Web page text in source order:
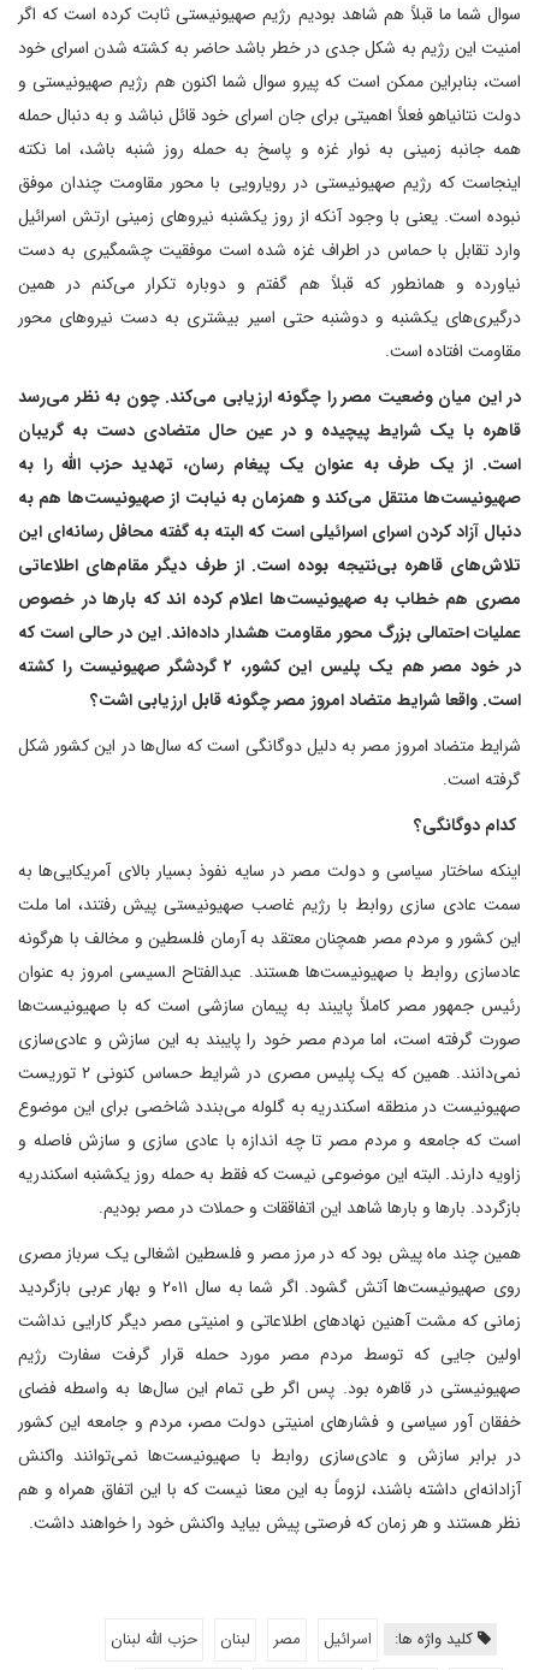
سوال شما ما قبلاً هم شاهد بودیم رژیم صهیونیستی ثابت کرده است که اگر
امنیت این رژیم به شکل جدی در خطر باشد حاضر به کشته شدن اسرای خود
است، بنابراین ممکن است که پیرو سوال شما اکنون هم رژیم صهیونیستی و
دولت نتانیاهو فعلاً اهمیتی برای جان اسرای خود قائل نباشد و به دنبال حمله
همه جانبه زمینی به نوار غزه و پاسخ به حمله روز شنبه باشد، اما نکته
اینجاست که رژیم صهیونیستی در رویارویی با محور مقاومت چندان موفق
نبوده است. یعنی با وجود آنکه از روز یکشنبه نیروهای زمینی ارتش اسرائیل
وارد تقابل با حماس در اطراف غزه شده است موفقیت چشمگیری به دست
نیاورده و همانطور که قبلاً هم گفتم و دوباره تکرار می‌کنم در همین
درگیری‌های یکشنبه و دوشنبه حتی اسیر بیشتری به دست نیروهای محور
مقاومت افتاده است.
در این میان وضعیت مصر را چگونه ارزیابی می‌کند. چون به نظر می‌رسد
قاهره با یک شرایط پیچیده و در عین حال متضادی دست به گریبان
است. از یک طرف به عنوان یک پیغام رسان، تهدید حزب الله را به
صهیونیست‌ها منتقل می‌کند و همزمان به نیابت از صهیونیست‌ها هم به
دنبال آزاد کردن اسرای اسرائیلی است که البته به گفته محافل رسانه‌ای این
تلاش‌های قاهره بی‌نتیجه بوده است. از طرف دیگر مقام‌های اطلاعاتی
مصری هم خطاب به صهیونیست‌ها اعلام کرده اند که بارها در خصوص
عملیات احتمالی بزرگ محور مقاومت هشدار داده‌اند. این در حالی است که
در خود مصر هم یک پلیس این کشور، ۲ گردشگر صهیونیست را کشته
است. واقعا شرایط متضاد امروز مصر چگونه قابل ارزیابی اشت؟
شرایط متضاد امروز مصر به دلیل دوگانگی است که سال‌ها در این کشور شکل
گرفته است.
کدام دوگانگی؟
اینکه ساختار سیاسی و دولت مصر در سایه نفوذ بسیار بالای آمریکایی‌ها به
سمت عادی سازی روابط با رژیم غاصب صهیونیستی پیش رفتند، اما ملت
این کشور و مردم مصر همچنان معتقد به آرمان فلسطین و مخالف با هرگونه
عادسازی روابط با صهیونیست‌ها هستند. عبدالفتاح السیسی امروز به عنوان
رئیس جمهور مصر کاملاً پایبند به پیمان سازشی است که با صهیونیست‌ها
صورت گرفته است، اما مردم مصر خود را پایبند به این سازش و عادی‌سازی
نمی‌دانند. همین که یک پلیس مصری در شرایط حساس کنونی ۲ توریست
صهیونیست در منطقه اسکندریه به گلوله می‌بندد شاخصی برای این موضوع
است که جامعه و مردم مصر تا چه اندازه با عادی سازی و سازش فاصله و
زاویه دارند. البته این موضوعی نیست که فقط به حمله روز یکشنبه اسکندریه
بازگردد. بارها و بارها شاهد این اتفاققات و حملات در مصر بودیم.
همین چند ماه پیش بود که در مرز مصر و فلسطین اشغالی یک سرباز مصری
روی صهیونیست‌ها آتش گشود. اگر شما به سال ۲۰۱۱ و بهار عربی بازگردید
زمانی که مشت آهنین نهادهای اطلاعاتی و امنیتی مصر دیگر کارایی نداشت
اولین جایی که توسط مردم مصر مورد حمله قرار گرفت سفارت رژیم
صهیونیستی در قاهره بود. پس اگر طی تمام این سال‌ها به واسطه فضای
خفقان آور سیاسی و فشارهای امنیتی دولت مصر، مردم و جامعه این کشور
در برابر سازش و عادی‌سازی روابط با صهیونیست‌ها نمی‌توانند واکنش
آزادانه‌ای داشته باشند، لزوماً به این معنا نیست که با این اتفاق همراه و هم
نظر هستند و هر زمان که فرصتی پیش بیاید واکنش خود را خواهند داشت.
کلید واژه ها: اسرائیل مصر لبنان
حزب الله لبنان